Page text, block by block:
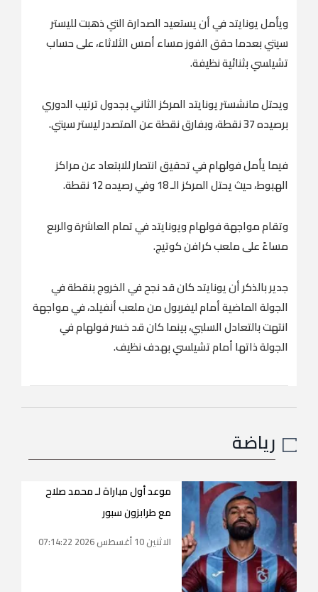
ويأمل يونايتد في أن يستعيد الصدارة التي ذهبت لليستر
سيتي بعدما حقق الفوز مساء أمس الثلاثاء، على حساب
تشيلسي بثنائية نظيفة.
ويحتل مانشستر يونايتد المركز الثاني بجدول ترتيب الدوري
برصيده 37 نقطة، وبفارق نقطة عن المتصدر ليستر سيتي.
فيما يأمل فولهام في تحقيق انتصار للابتعاد عن مراكز
الهبوط، حيث يحتل المركز الـ 18 وفي رصيده 12 نقطة.
وتقام مواجهة فولهام ويونايتد في تمام العاشرة والربع
مساءً على ملعب كرافن كوتيج.
جدير بالذكر أن يونايتد كان قد نجح في الخروج بنقطة في
الجولة الماضية أمام ليفربول من ملعب أنفيلد، في مواجهة
انتهت بالتعادل السلبي، بينما كان قد خسر فولهام في
الجولة ذاتها أمام تشيلسي بهدف نظيف.
رياضة
موعد أول مباراة لـ محمد صلاح
مع طرابزون سبور
الاثنين 10 أغسطس 2026 07:14:22